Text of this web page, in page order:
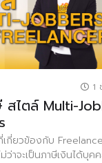
1
สไตล์ Multi-
เกี่ยวข้องกับ
ว่าจะเป็นภาษีเงินได้บุค